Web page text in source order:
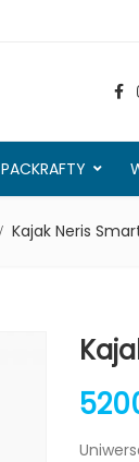
PACKRAFTY
Kajak Neris